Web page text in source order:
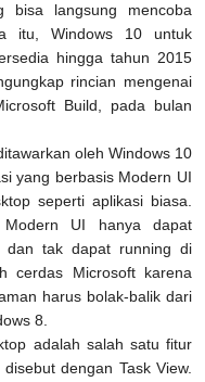
bisa langsung mencoba
itu, Windows 10 untuk
hingga tahun 2015
rincian mengenai
Build, pada bulan
oleh Windows 10
yang berbasis Modern UI
seperti aplikasi biasa.
Modern UI hanya dapat
dan tak dapat running di
cerdas Microsoft karena
harus bolak-balik dari
8.
adalah salah satu fitur
dengan Task View.